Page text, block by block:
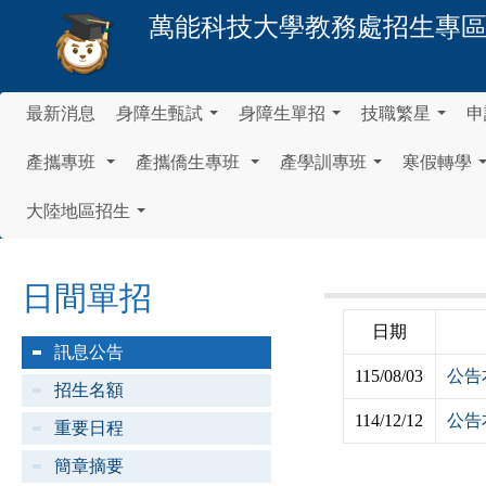
萬能科技大學教務處招生專
最新消息 身障生甄試 身障生單招 技職繁星
產攜專班 產攜僑生專班 產學訓專班 寒假轉學
大陸地區招生
日間單招
訊息公告
招生名額
重要日程
簡章摘要
日期
115/08/03 公告
114/12/12 公告